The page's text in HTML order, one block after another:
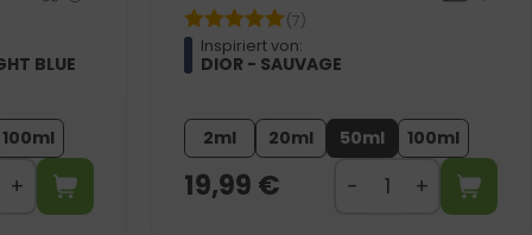
BLUE
100ml
(7)
Inspiriert von:
DIOR - SAUVAGE
2ml 20ml 50ml 100ml
19,99 €